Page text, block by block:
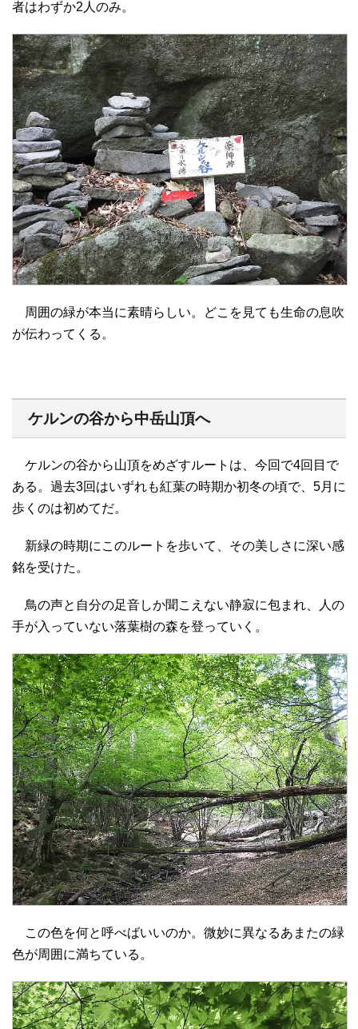
者はわずか2人のみ。
周囲の緑が本当に素晴らしい。どこを見ても生命の息吹
が伝わってくる。
ケルンの谷から中岳山頂へ
ケルンの谷から山頂をめざすルートは、今回で4回目で
ある。過去3回はいずれも紅葉の時期か初冬の頃で、5月に
歩くのは初めてだ。
新緑の時期にこのルートを歩いて、その美しさに深い感
銘を受けた。
鳥の声と自分の足音しか聞こえない静寂に包まれ、人の
手が入っていない落葉樹の森を登っていく。
この色を何と呼べばいいのか。微妙に異なるあまたの緑
色が周囲に満ちている。